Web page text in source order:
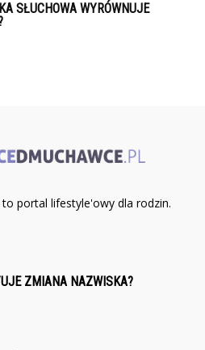
SŁUCHOWA WYRÓWNUJE
portal lifestyle'owy dla rodzin.
ZMIANA NAZWISKA?